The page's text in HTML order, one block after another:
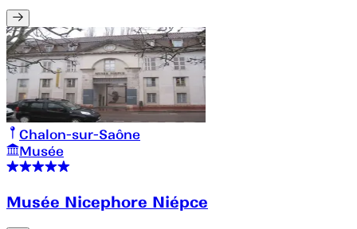
Chalon-sur-Saône
Musée
Musée Nicephore Niépce